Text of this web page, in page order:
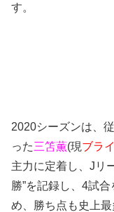
す。
2020シーズンは、
った三笘薫(現ブラ
主力に定着し、Jリ
勝”を記録し、4試
め、勝ち点も史上最